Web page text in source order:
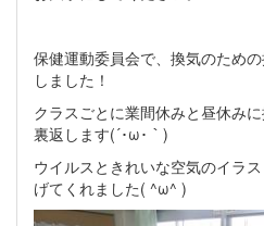
保健運動委員会で、換気のため
しました！
クラスごとに業間休みと昼休み
裏返します(´･ω･｀)
ウイルスときれいな空気のイラ
げてくれました( ^ω^ )